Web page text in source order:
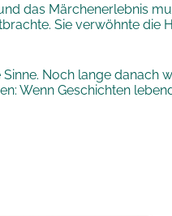
das Märchenerlebnis
Sie verwöhnte die
Noch lange
Wenn Geschichten